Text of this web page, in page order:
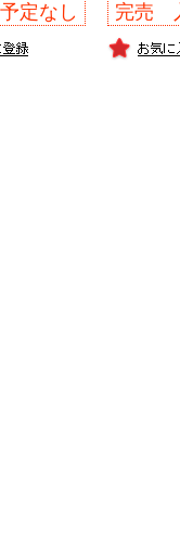
定なし 完売